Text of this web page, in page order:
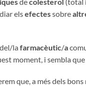
elsefectessobre
la farmacèutic/a
moment, i sembla que
que, a més dels